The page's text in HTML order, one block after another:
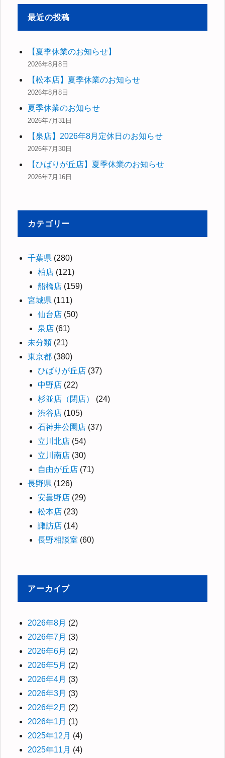
象:
最近の投稿
【夏季休業のお知らせ】
2026年8月8日
【松本店】夏季休業のお知らせ
2026年8月8日
夏季休業のお知らせ
2026年7月31日
【泉店】2026年8月定休日のお知らせ
2026年7月30日
【ひばりが丘店】夏季休業のお知らせ
2026年7月16日
カテゴリー
千葉県 (280)
柏店 (121)
船橋店 (159)
宮城県 (111)
仙台店 (50)
泉店 (61)
未分類 (21)
東京都 (380)
ひばりが丘店 (37)
中野店 (22)
杉並店（閉店）
(24)
渋谷店 (105)
石神井公園店 (37)
立川北店 (54)
立川南店 (30)
自由が丘店 (71)
長野県 (126)
安曇野店 (29)
松本店 (23)
諏訪店 (14)
長野相談室 (60)
アーカイブ
2026年8月 (2)
2026年7月 (3)
2026年6月 (2)
2026年5月 (2)
2026年4月 (3)
2026年3月 (3)
2026年2月 (2)
2026年1月 (1)
2025年12月 (4)
2025年11月 (4)